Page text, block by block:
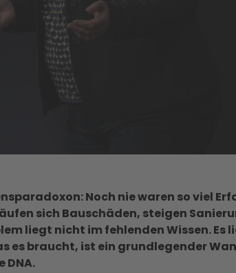
Noch nie waren so viel
sich Bauschäden, steigen
liegt nicht im fehlenden Wissen. Es
es braucht, ist ein grundlegender
DNA.